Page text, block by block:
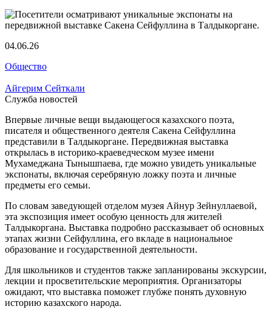
04.06.26
Общество
Айгерим Сейткали
Служба новостей
Впервые личные вещи выдающегося казахского поэта,
писателя и общественного деятеля Сакена Сейфуллина
представили в Талдыкоргане. Передвижная выставка
открылась в историко-краеведческом музее имени
Мухамеджана Тынышпаева, где можно увидеть уникальные
экспонаты, включая серебряную ложку поэта и личные
предметы его семьи.
По словам заведующей отделом музея Айнур Зейнуллаевой,
эта экспозиция имеет особую ценность для жителей
Талдыкоргана. Выставка подробно рассказывает об основных
этапах жизни Сейфуллина, его вкладе в национальное
образование и государственной деятельности.
Для школьников и студентов также запланированы экскурсии,
лекции и просветительские мероприятия. Организаторы
ожидают, что выставка поможет глубже понять духовную
историю казахского народа.